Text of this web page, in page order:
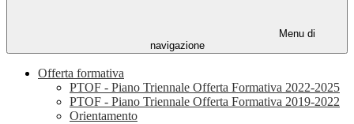
Menu di
navigazione
Offerta formativa
PTOF - Piano Triennale Offerta Formativa 2022-2025
PTOF - Piano Triennale Offerta Formativa 2019-2022
Orientamento